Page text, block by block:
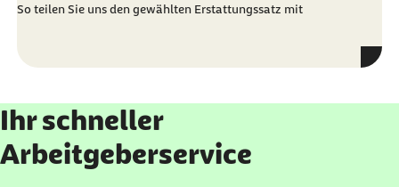
So teilen Sie uns den gewählten Erstattungssatz mit
Ihr schneller
Arbeitgeberservice